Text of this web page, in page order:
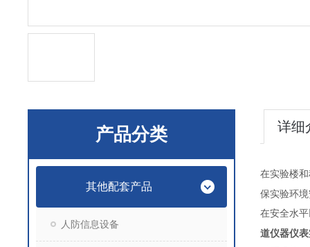
产品分类
其他配套产品
人防信息设备
详细
在实验楼
保实验环
在安全水
道仪器仪